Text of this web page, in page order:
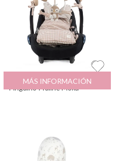
Espiral de Actividades
Pingüino Praliné Moka
30.9
MÁS INFORMACIÓN